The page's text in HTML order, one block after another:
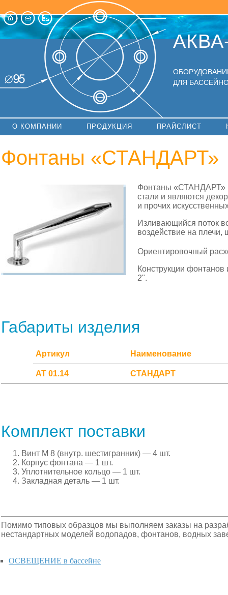
ДЛЯ
О КОМПАНИИ ПРОДУКЦИЯ ПРАЙСЛИСТ
Фонтаны «СТАНДАРТ»
Фонтаны «СТАНДАРТ»
стали и являются
и прочих
Изливающийся поток
воздействие на плечи,
Ориентировочный
Конструкции
2".
Габариты изделия
Артикул Наименование
АТ 01.14 СТАНДАРТ
Комплект поставки
Винт М 8 (внутр. шестигранник) — 4 шт.
Корпус фонтана — 1 шт.
Уплотнительное кольцо — 1 шт.
Закладная деталь — 1 шт.
Помимо типовых образцов мы выполняем заказы на
нестандартных моделей водопадов, фонтанов, водных
ОСВЕЩЕНИЕ в бассейне